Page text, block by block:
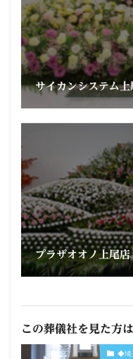
サイカンシステム上
プラザオオノ上尾店
この葬儀社を見た方
◆埼